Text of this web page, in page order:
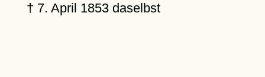
† 7. April 1853daselbst